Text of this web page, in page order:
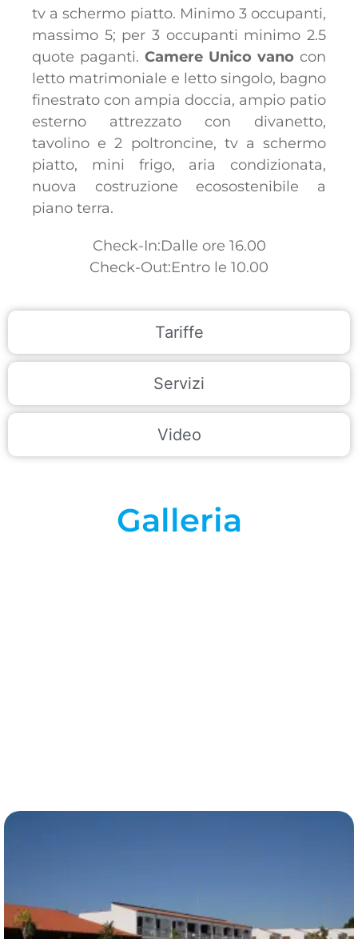
Tariffe
Servizi
Video
tv a schermo piatto. Minimo 3 occupanti,
massimo 5; per 3 occupanti minimo 2.5
quote paganti. Camere Unico vano con
letto matrimoniale e letto singolo, bagno
finestrato con ampia doccia, ampio patio
esterno attrezzato con divanetto,
tavolino e 2 poltroncine, tv a schermo
piatto, mini frigo, aria condizionata,
nuova costruzione ecosostenibile a
piano terra.
Check-In:Dalle ore 16.00
Check-Out:Entro le 10.00
Galleria